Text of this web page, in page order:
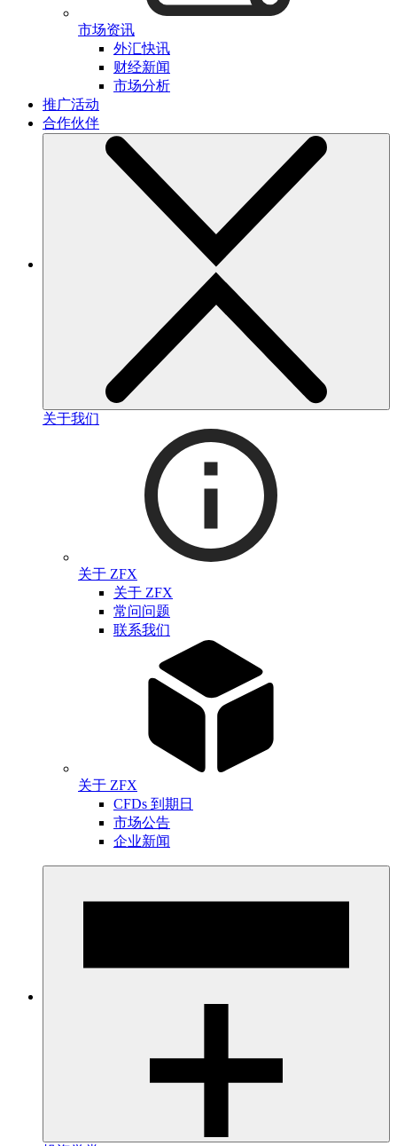
市场资讯
外汇快讯
财经新闻
市场分析
推广活动
合作伙伴
关于我们
关于 ZFX
关于 ZFX
常问问题
联系我们
关于 ZFX
CFDs 到期日
市场公告
企业新闻